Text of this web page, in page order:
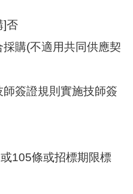
]否
購(不適用共同供應契
簽證規則實施技師簽
105條或招標期限標